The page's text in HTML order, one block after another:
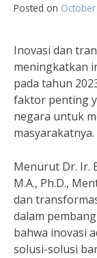
Posted on
Inovasi dan
meningkatkan
pada tahun
faktor penting
negara untuk
masyarakatnya.
Menurut Dr. Ir.
M.A., Ph.D.,
dan
dalam
bahwa inovasi
solusi-solusi